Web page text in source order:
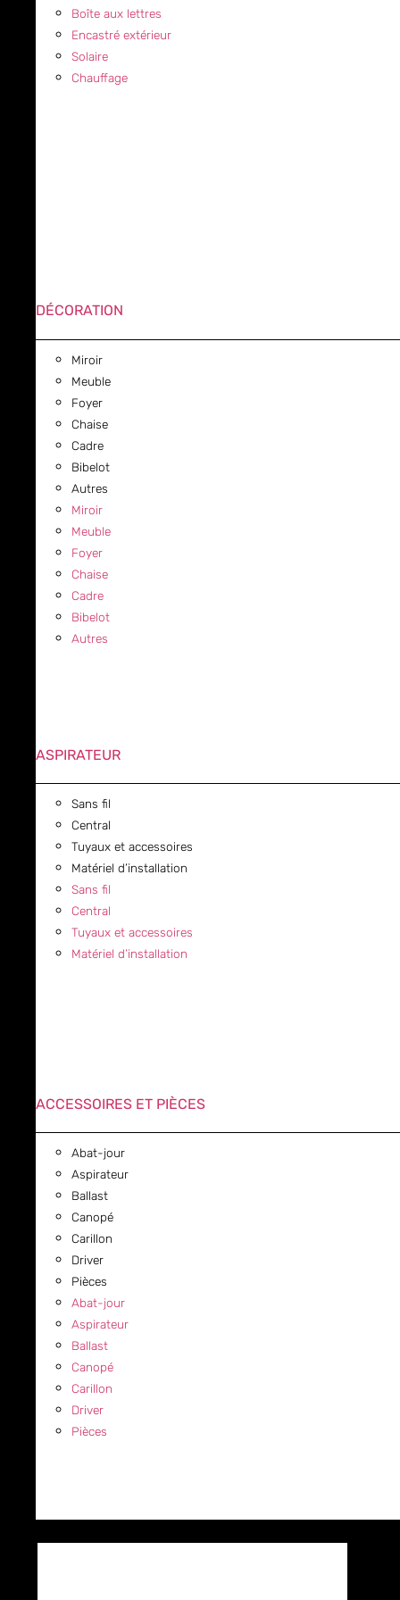
Boîte aux lettres
Encastré extérieur
Solaire
Chauffage
DÉCORATION
Miroir
Meuble
Foyer
Chaise
Cadre
Bibelot
Autres
Miroir
Meuble
Foyer
Chaise
Cadre
Bibelot
Autres
ASPIRATEUR
Sans fil
Central
Tuyaux et accessoires
Matériel d’installation
Sans fil
Central
Tuyaux et accessoires
Matériel d’installation
ACCESSOIRES ET PIÈCES
Abat-jour
Aspirateur
Ballast
Canopé
Carillon
Driver
Pièces
Abat-jour
Aspirateur
Ballast
Canopé
Carillon
Driver
Pièces